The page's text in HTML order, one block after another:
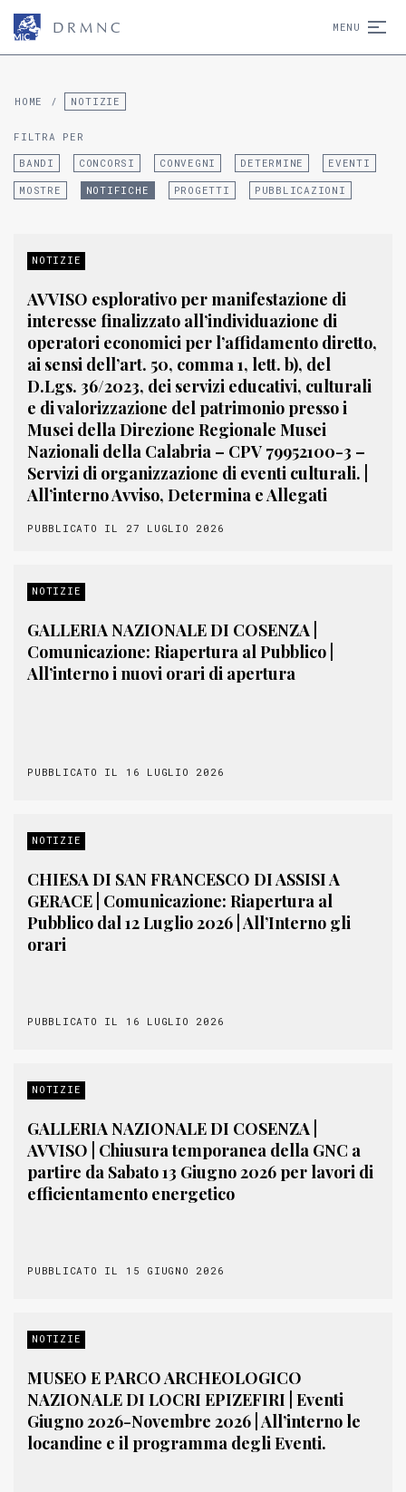
D R M N C MENU
HOME / NOTIZIE
FILTRA PER
BANDI
CONCORSI CONVEGNI DETERMINE
EVENTI
MOSTRE
NOTIFICHE PROGETTI PUBBLICAZIONI
NOTIZIE
AVVISO esplorativo per manifestazione di
interesse finalizzato all’individuazione di
operatori economici per l’affidamento diretto,
ai sensi dell’art. 50, comma 1, lett. b), del
D.Lgs. 36/2023, dei servizi educativi, culturali
e di valorizzazione del patrimonio presso i
Musei della Direzione Regionale Musei
Nazionali della Calabria – CPV 79952100-3 –
Servizi di organizzazione di eventi culturali. |
All’interno Avviso, Determina e Allegati
PUBBLICATO IL 27 LUGLIO 2026
NOTIZIE
GALLERIA NAZIONALE DI COSENZA |
Comunicazione: Riapertura al Pubblico |
All’interno i nuovi orari di apertura
PUBBLICATO IL 16 LUGLIO 2026
NOTIZIE
CHIESA DI SAN FRANCESCO DI ASSISI A
GERACE | Comunicazione: Riapertura al
Pubblico dal 12 Luglio 2026 | All’Interno gli
orari
PUBBLICATO IL 16 LUGLIO 2026
NOTIZIE
GALLERIA NAZIONALE DI COSENZA |
AVVISO | Chiusura temporanea della GNC a
partire da Sabato 13 Giugno 2026 per lavori di
efficientamento energetico
PUBBLICATO IL 15 GIUGNO 2026
NOTIZIE
MUSEO E PARCO ARCHEOLOGICO
NAZIONALE DI LOCRI EPIZEFIRI | Eventi
Giugno 2026-Novembre 2026 | All’interno le
locandine e il programma degli Eventi.